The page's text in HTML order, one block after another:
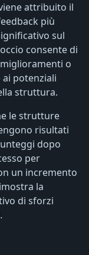
attribuito il
più
sul
consente di
o
potenziali
struttura.
le strutture
risultati
dopo
per
un incremento
la
di sforzi